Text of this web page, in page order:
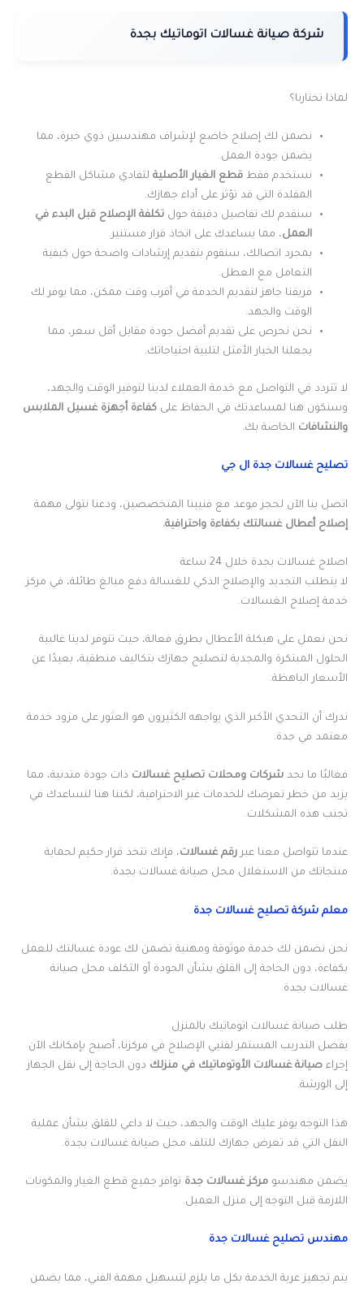
شركة صيانة غسالات اتوماتيك بجدة
لماذا تختارنا؟
نضمن لك إصلاح خاضع لإشراف مهندسين ذوي خبرة، مما
يضمن جودة العمل.
نستخدم فقط قطع الغيار الأصليةلتفادي مشاكل القطع
المقلدة التي قد تؤثر على أداء جهازك.
سنقدم لك تفاصيل دقيقة حول تكلفة الإصلاح قبل البدء في
العمل، مما يساعدك على اتخاذ قرار مستنير.
بمجرد اتصالك، سنقوم بتقديم إرشادات واضحة حول كيفية
التعامل مع العطل.
فريقنا جاهز لتقديم الخدمة في أقرب وقت ممكن، مما يوفر لك
الوقت والجهد.
نحن نحرص على تقديم أفضل جودة مقابل أقل سعر، مما
يجعلنا الخيار الأمثل لتلبية احتياجاتك.
لا تتردد في التواصل مع خدمة العملاء لدينا لتوفير الوقت والجهد،
وسنكون هنا لمساعدتك في الحفاظ على كفاءة أجهزة غسيل الملابس
والنشافات الخاصة بك.
تصليح غسالات جدة ال جي
اتصل بنا الآن لحجز موعد مع فنيينا المتخصصين، ودعنا نتولى مهمة
إصلاح أعطال غسالتك بكفاءة واحترافية.
اصلاح غسالات بجدة خلال 24 ساعة
لا يتطلب التجديد والإصلاح الذكي للغسالة دفع مبالغ طائلة، في مركز
خدمة إصلاح الغسالات.
نحن نعمل على هيكلة الأعطال بطرق فعالة، حيث تتوفر لدينا غالبية
الحلول المبتكرة والمجدية لتصليح جهازك بتكاليف منطقية، بعيدًا عن
الأسعار الباهظة.
ندرك أن التحدي الأكبر الذي يواجهه الكثيرون هو العثور على مزود خدمة
معتمد في جدة.
فغالبًا ما نجد شركات ومحلات تصليح غسالات ذات جودة متدنية، مما
يزيد من خطر تعرضك للخدمات غير الاحترافية، لكننا هنا لنساعدك في
تجنب هذه المشكلات.
عندما تتواصل معنا عبر رقم غسالات، فإنك تتخذ قرار حكيم لحماية
منتجاتك من الاستغلال محل صيانة غسالات بجدة.
معلم شركة تصليح غسالات جدة
نحن نضمن لك خدمة موثوقة ومهنية تضمن لك عودة غسالتك للعمل
بكفاءة، دون الحاجة إلى القلق بشأن الجودة أو التكلف محل صيانة
غسالات بجدة.
طلب صيانة غسالات اتوماتيك بالمنزل
بفضل التدريب المستمر لفنيي الإصلاح في مركزنا، أصبح بإمكانك الآن
إجراء صيانة غسالات الأوتوماتيك في منزلك دون الحاجة إلى نقل الجهاز
إلى الورشة.
هذا التوجه يوفر عليك الوقت والجهد، حيث لا داعي للقلق بشأن عملية
النقل التي قد تعرض جهازك للتلف محل صيانة غسالات بجدة.
يضمن مهندسو مركز غسالات جدة توافر جميع قطع الغيار والمكونات
اللازمة قبل التوجه إلى منزل العميل.
مهندس تصليح غسالات جدة
يتم تجهيز عربة الخدمة بكل ما يلزم لتسهيل مهمة الفني، مما يضمن